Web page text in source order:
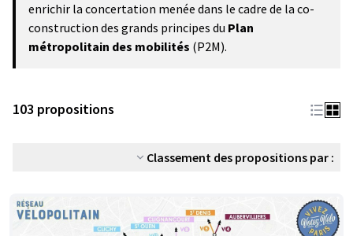
enrichir la concertation menée dans le cadre de la co-
construction des grands principes du Plan
métropolitain des mobilités (P2M).
103 propositions
Classement des propositions par :